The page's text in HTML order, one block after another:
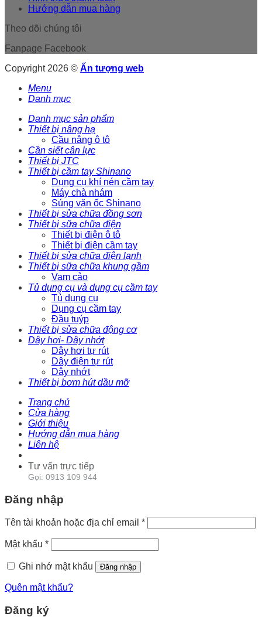
Hướng dẫn mua hàng
Theo dõi chúng tôi
Fanpage Facebook
Copyright 2026 © Ấn tượng web
Menu
Danh mục
Danh mục sản phẩm
Thiết bị nâng hạ
Cầu nâng ô tô
Cần siết cân lực
Thiết bị JTC
Thiết bị cầm tay Shinano
Dụng cụ khí nén cầm tay
Máy chà nhám
Súng vặn ốc Shinano
Thiết bị sửa chữa đồng sơn
Thiết bị sữa chữa điện
Thiết bị điện ô tô
Thiết bị điện cầm tay
Thiết bị sửa chữa điện lạnh
Thiết bị sữa chữa khung gầm
Vam cảo
Tủ dụng cụ và dụng cụ cầm tay
Tủ dụng cụ
Dụng cụ cầm tay
Đầu tuýp
Thiết bị sửa chữa động cơ
Dây hơi- Dây nhớt
Dây hơi tự rút
Dây điện tự rút
Dây nhớt
Thiết bị bơm hút dầu mỡ
Trang chủ
Cửa hàng
Giới thiệu
Hướng dẫn mua hàng
Liên hệ
Tư vấn trực tiếp
Gọi: 0913 109 944
Đăng nhập
Tên tài khoản hoặc địa chỉ email *
Mật khẩu *
Ghi nhớ mật khẩu Đăng nhập
Quên mật khẩu?
Đăng ký